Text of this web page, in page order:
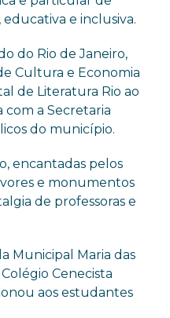
e inclusiva.
do Rio de Janeiro,
Cultura e Economia
de Literatura Rio ao
com a Secretaria
do município.
encantadas pelos
e monumentos
de professoras e
Municipal Maria das
Cenecista
aos estudantes